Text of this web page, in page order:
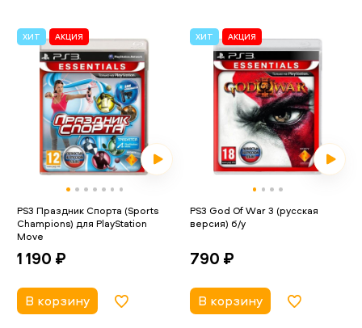
ХИТ АКЦИЯ
PS3 Праздник Спорта (Sports
Champions) для PlayStation
Move
1 190 ₽
В корзину
ХИТ АКЦИЯ
PS3 God Of War 3 (русская
версия) б/у
790 ₽
В корзину